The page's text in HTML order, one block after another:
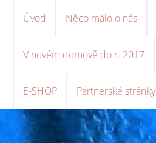
Úvod Něco málo o nás
V novém domově do r. 2017
E-SHOP Partnerské stránky